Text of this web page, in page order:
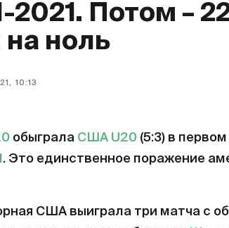
Потом –
на ноль
10:13
обыграла США U20 (5:3) в
. Это единственное поражение
США выиграла три матча с